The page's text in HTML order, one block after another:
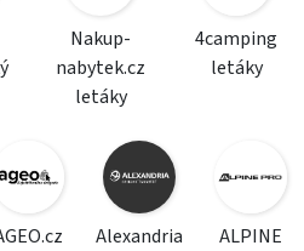
Nakup-
nabytek.cz
letáky
4camping
letáky
Alexandria
ALPINE